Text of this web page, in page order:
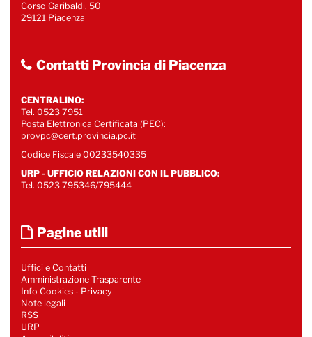
Corso Garibaldi, 50
29121 Piacenza
Contatti Provincia di Piacenza
CENTRALINO:
Tel. 0523 7951
Posta Elettronica Certificata (PEC):
provpc@cert.provincia.pc.it
Codice Fiscale 00233540335
URP - UFFICIO RELAZIONI CON IL PUBBLICO:
Tel. 0523 795346/795444
Pagine utili
Uffici e Contatti
Amministrazione Trasparente
Info Cookies - Privacy
Note legali
RSS
URP